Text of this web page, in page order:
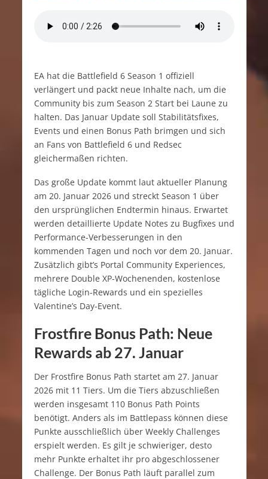
EA hat die Battlefield 6 Season 1 offiziell
verlängert und packt neue Inhalte nach, um die
Community bis zum Season 2 Start bei Laune zu
halten. Das Januar Update soll Stabilitätsfixes,
Events und einen Bonus Path brimgen und sich
an Fans von Battlefield 6 und Redsec
gleichermaßen richten.
Das große Update kommt laut aktueller Planung
am 20. Januar 2026 und streckt Season 1 über
den ursprünglichen Endtermin hinaus. Erwartet
werden detaillierte Update Notes zu Bugfixes und
Performance-Verbesserungen in den
kommenden Tagen und noch vor dem 20. Januar.
Zusätzlich gibt’s Portal Community Experiences,
mehrere Double XP-Wochenenden, kostenlose
tägliche Login-Rewards und ein spezielles
Valentine’s Day-Event.
Frostfire Bonus Path: Neue
Rewards ab 27. Januar
Der Frostfire Bonus Path startet am 27. Januar
2026 mit 11 Tiers. Um die Tiers abzuschließen
werden insgesamt 110 Bonus Path Points
benötigt. Anders als im Battlepass können diese
Punkte ausschließlich über Weekly Challenges
erspielt werden. Es gilt je schwieriger, desto
mehr Punkte erhaltet ihr pro abgeschlossener
Challenge. Der Bonus Path läuft parallel zum